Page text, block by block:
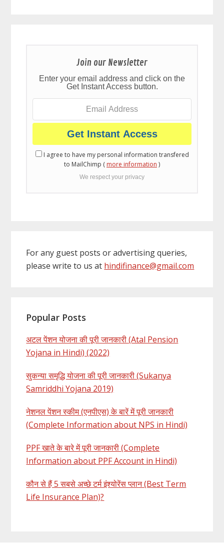
Join our Newsletter
Enter your email address and click on the
Get Instant Access button.
I agree to have my personal information transfered
to MailChimp ( more information )
We respect your privacy
For any guest posts or advertising queries,
please write to us at hindifinance@gmail.com
Popular Posts
अटल पेंशन योजना की पूरी जानकारी (Atal Pension
Yojana in Hindi) (2022)
सुकन्या समृद्धि योजना की पूरी जानकारी (Sukanya
Samriddhi Yojana 2019)
नेशनल पेंशन स्कीम (एनपीएस) के बारें में पूरी जानकारी
(Complete Information about NPS in Hindi)
PPF खाते के बारे में पूरी जानकारी (Complete
Information about PPF Account in Hindi)
कौन से हैं 5 सबसे अच्छे टर्म इंश्योरेंस प्लान (Best Term
Life Insurance Plan)?